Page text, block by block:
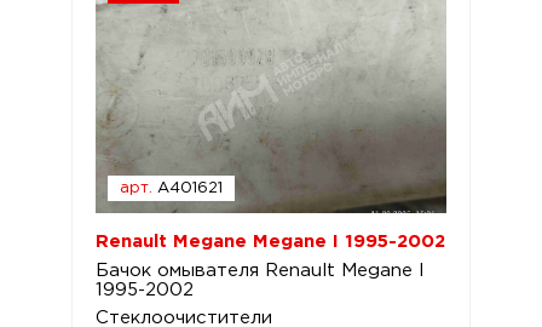
арт. A401621
Renault Megane Megane I 1995-2002
Бачок омывателя Renault Megane I
1995-2002
Стеклоочистители